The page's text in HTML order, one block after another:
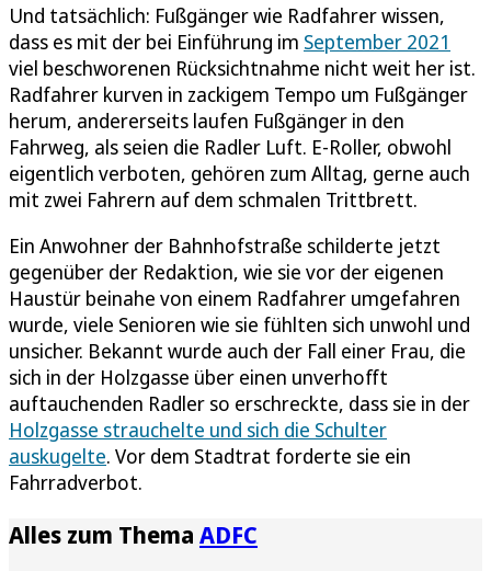
Und tatsächlich: Fußgänger wie Radfahrer wissen,
dass es mit der bei Einführung im September 2021
viel beschworenen Rücksichtnahme nicht weit her ist.
Radfahrer kurven in zackigem Tempo um Fußgänger
herum, andererseits laufen Fußgänger in den
Fahrweg, als seien die Radler Luft. E-Roller, obwohl
eigentlich verboten, gehören zum Alltag, gerne auch
mit zwei Fahrern auf dem schmalen Trittbrett.
Ein Anwohner der Bahnhofstraße schilderte jetzt
gegenüber der Redaktion, wie sie vor der eigenen
Haustür beinahe von einem Radfahrer umgefahren
wurde, viele Senioren wie sie fühlten sich unwohl und
unsicher. Bekannt wurde auch der Fall einer Frau, die
sich in der Holzgasse über einen unverhofft
auftauchenden Radler so erschreckte, dass sie in der
Holzgasse strauchelte und sich die Schulter
auskugelte. Vor dem Stadtrat forderte sie ein
Fahrradverbot.
Alles zum Thema ADFC